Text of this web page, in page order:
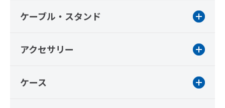
ケーブル・スタンド
アクセサリー
ケース